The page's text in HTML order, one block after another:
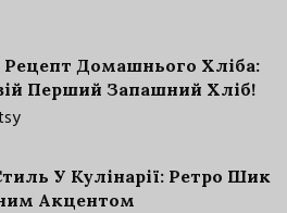
Рецепт Домашнього Хліба:
Перший Запашний Хліб!
У Кулінарії: Ретро Шик
Акцентом